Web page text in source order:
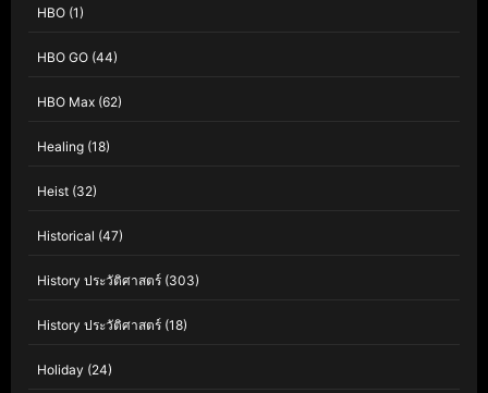
HBO (1)
HBO GO (44)
HBO Max (62)
Healing (18)
Heist (32)
Historical (47)
History ประวัติศาสตร์ (303)
History ประวัติศาสตร์ (18)
Holiday (24)